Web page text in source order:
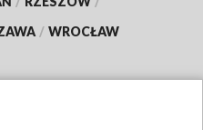
/ WROCŁAW